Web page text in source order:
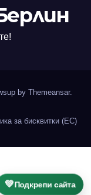
by Themeansar.
за бисквитки (ЕС)
💚Подкрепи сайта